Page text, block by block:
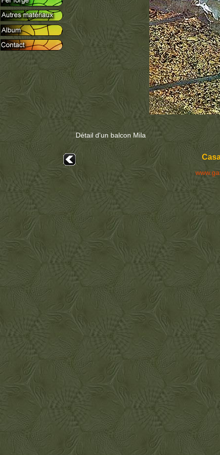
Détail d'un balcon Mila